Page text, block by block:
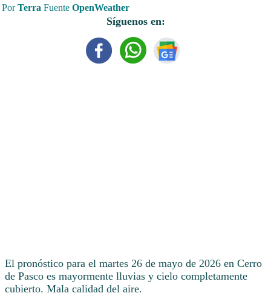
PorTerra Fuente OpenWeather
Síguenos en:
El pronóstico para el martes 26 de mayo de 2026 en Cerro
de Pasco es mayormente lluvias y cielo completamente
cubierto. Mala calidad del aire.